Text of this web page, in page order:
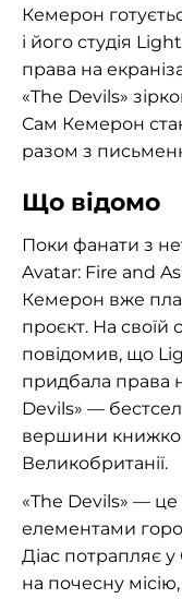
Кемерон
і його студія
права на
«The Devils»
Сам Кемерон
разом з
Що відомо
Поки фанати з
Avatar: Fire and
Кемерон вже
проєкт. На своїй
повідомив, що
придбала права
Devils» —
вершини
Великобританії.
«The Devils» —
елементами
Діас потрапляє
на почесну